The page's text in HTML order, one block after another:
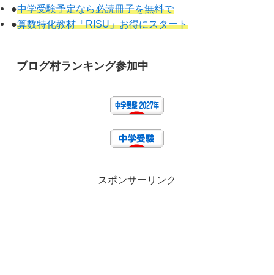
●中学受験予定なら必読冊子を無料で
●算数特化教材「RISU」お得にスタート
ブログ村ランキング参加中
スポンサーリンク